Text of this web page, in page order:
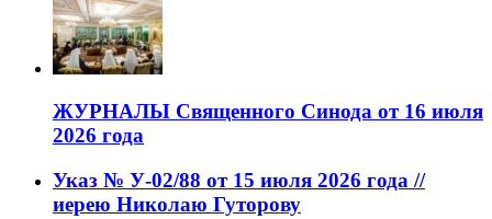
ЖУРНАЛЫ Священного Синода от 16 июля
2026 года
Указ № У-02/88 от 15 июля 2026 года //
иерею Николаю Гуторову